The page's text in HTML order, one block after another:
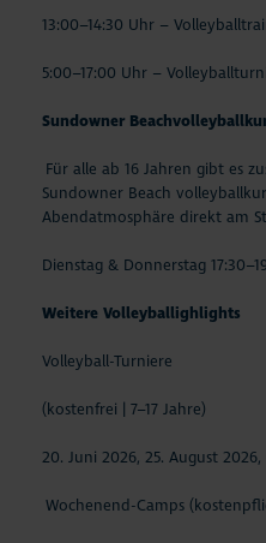
13:00–14:30 Uhr –
5:00–17:00 Uhr –
Sundowner
Für alle ab 16 Jahren gibt es
Sundowner Beach
Abendatmosphäre direkt am
Dienstag & Donnerstag
Weitere Volleyballighlights
Volleyball-Turniere
(kostenfrei | 7–17 Jahre)
20. Juni 2026, 25. August
Wochenend-Camps